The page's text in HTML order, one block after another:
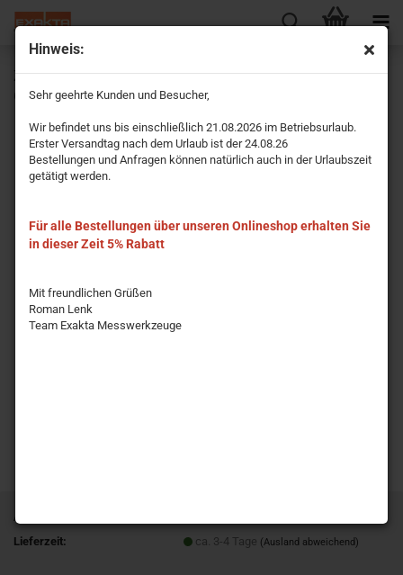
Hinweis:
Sehr geehrte Kunden und Besucher,
Wir befindet uns bis einschließlich 21.08.2026 im Betriebsurlaub.
Erster Versandtag nach dem Urlaub ist der 24.08.26
Bestellungen und Anfragen können natürlich auch in der Urlaubszeit
getätigt werden.
Für alle Bestellungen über unseren Onlineshop erhalten Sie
in dieser Zeit 5% Rabatt
Mit freundlichen Grüßen
Roman Lenk
Team Exakta Messwerkzeuge
Zimmermannswinkel pulverbeschichtet ohne Löcher
600x280mm
Art.Nr.:
Lieferzeit:
ca. 3-4 Tage (Ausland abweichend)